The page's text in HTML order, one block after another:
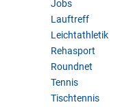
Jobs
Lauftreff
Leichtathletik
Rehasport
Roundnet
Tennis
Tischtennis